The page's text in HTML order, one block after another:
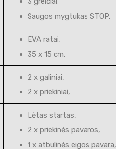
Saugos mygtukas STOP,
EVA ratai,
35 x 15 cm,
2 x galiniai,
2 x priekiniai,
Lėtas startas,
2 x priekinės pavaros,
1 x atbulinės eigos pavara,